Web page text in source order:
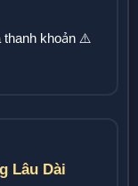
thanh khoản ⚠️
Lâu Dài